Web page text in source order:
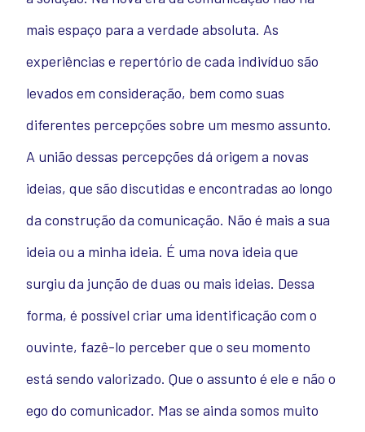
mais espaço para a verdade absoluta. As
experiências e repertório de cada indivíduo são
levados em consideração, bem como suas
diferentes percepções sobre um mesmo assunto.
A união dessas percepções dá origem a novas
ideias, que são discutidas e encontradas ao longo
da construção da comunicação. Não é mais a sua
ideia ou a minha ideia. É uma nova ideia que
surgiu da junção de duas ou mais ideias. Dessa
forma, é possível criar uma identificação com o
ouvinte, fazê-lo perceber que o seu momento
está sendo valorizado. Que o assunto é ele e não o
ego do comunicador. Mas se ainda somos muito